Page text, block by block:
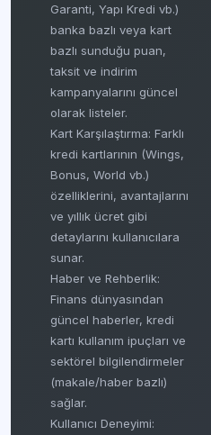
Garanti, Yapı Kredi vb.)
banka bazlı veya kart
bazlı sunduğu puan,
taksit ve indirim
kampanyalarını güncel
olarak listeler.
Kart Karşılaştırma: Farklı
kredi kartlarının (Wings,
Bonus, World vb.)
özelliklerini, avantajlarını
ve yıllık ücret gibi
detaylarını kullanıcılara
sunar.
Haber ve Rehberlik:
Finans dünyasından
güncel haberler, kredi
kartı kullanım ipuçları ve
sektörel bilgilendirmeler
(makale/haber bazlı)
sağlar.
Kullanıcı Deneyimi: